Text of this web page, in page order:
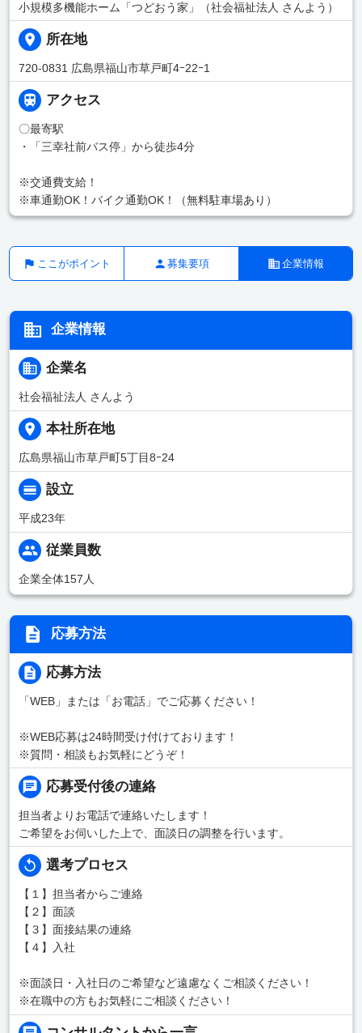
小規模多機能ホーム「つどおう家」（社会福祉法人 さんよう）
所在地
720-0831 広島県福山市草戸町4ｰ22ｰ1
アクセス
〇最寄駅
・「三幸社前バス停」から徒歩4分
※交通費支給！
※車通勤OK！バイク通勤OK！（無料駐車場あり）
ここがポイント 募集要項 企業情報
企業情報
企業名
社会福祉法人 さんよう
本社所在地
広島県福山市草戸町5丁目8ｰ24
設立
平成23年
従業員数
企業全体157人
応募方法
応募方法
「WEB」または「お電話」でご応募ください！
※WEB応募は24時間受け付けております！
※質問・相談もお気軽にどうぞ！
応募受付後の連絡
担当者よりお電話で連絡いたします！
ご希望をお伺いした上で、面談日の調整を行います。
選考プロセス
【１】担当者からご連絡
【２】面談
【３】面接結果の連絡
【４】入社
※面談日・入社日のご希望など遠慮なくご相談ください！
※在職中の方もお気軽にご相談ください！